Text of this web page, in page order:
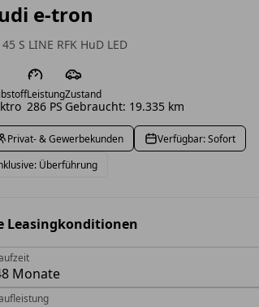
e-tron
S LINE RFK HuD LED
Leistung
286 PS
Zustand
Gebraucht: 19.335 km
Privat- & Gewerbekunden
Verfügbar: Sofort
Überführung
Leasingkonditionen
gefunden. Benutzen Sie die